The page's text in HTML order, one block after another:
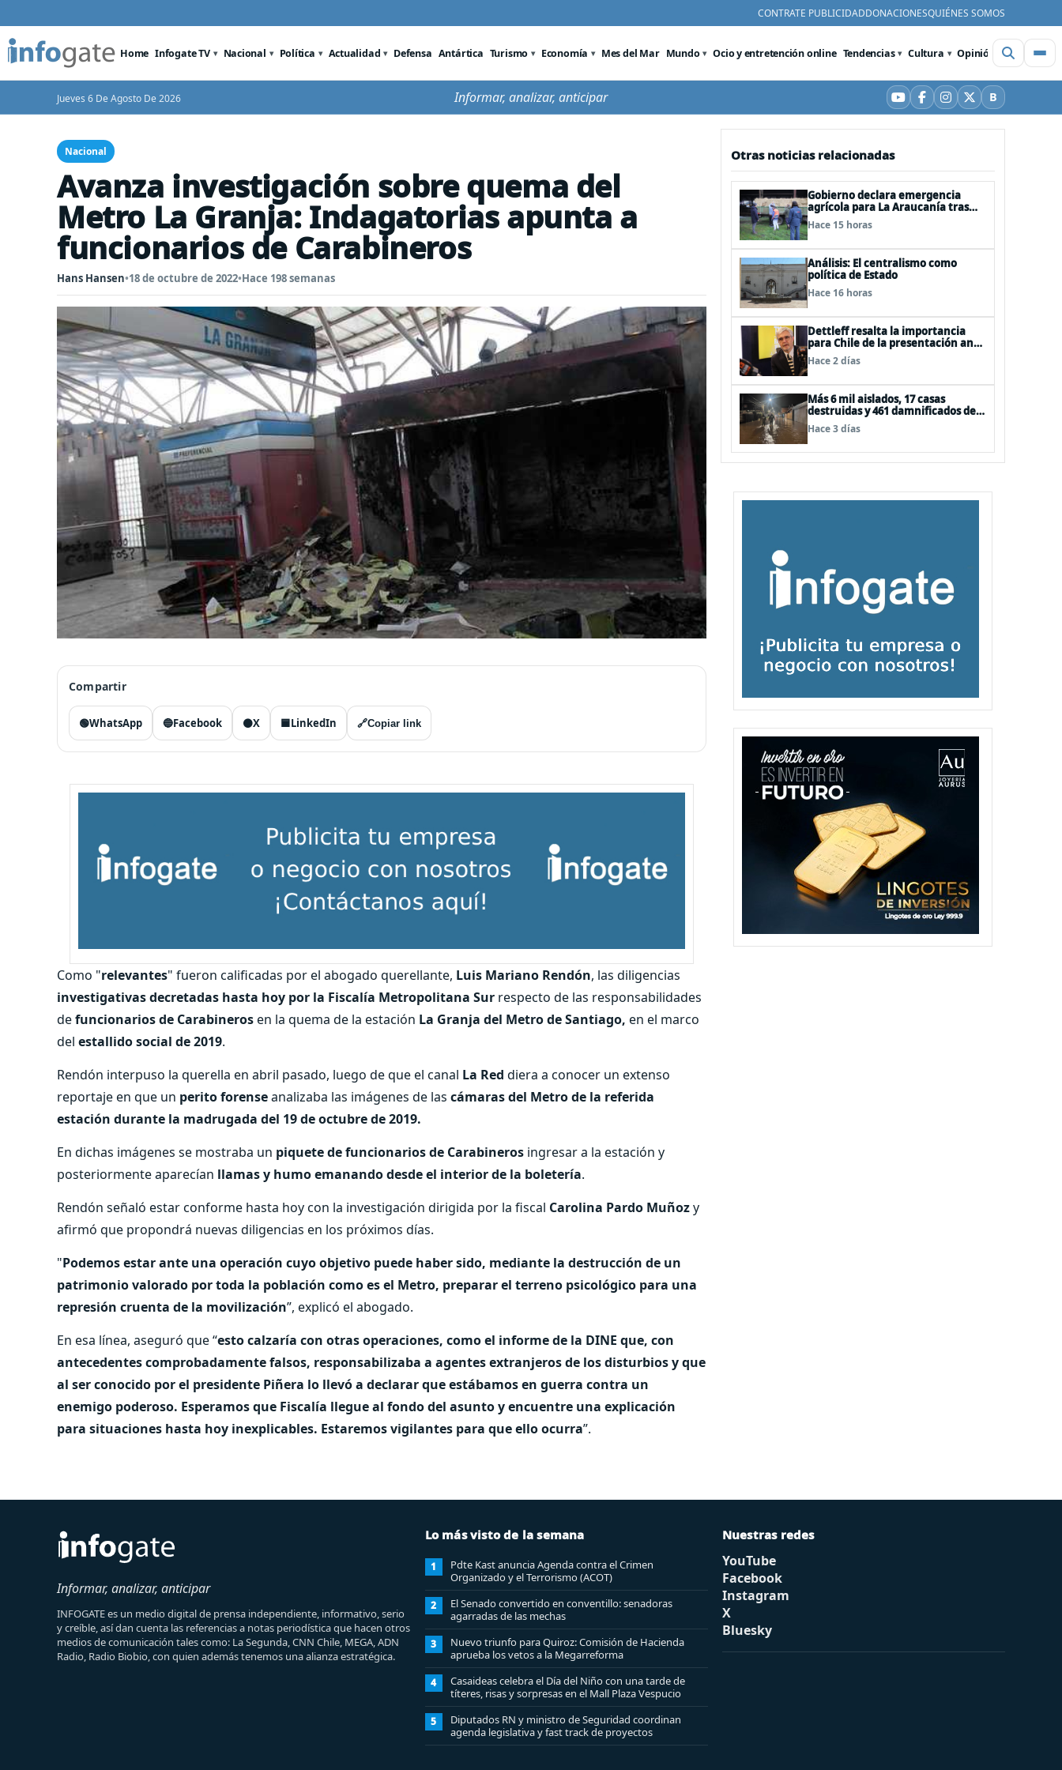
CONTRATE PUBLICIDADDONACIONESQUIÉNES SOMOS
Home Infogate TV Nacional Política Actualidad Defensa Antártica Turismo Economía Mes del Mar Mundo Ocio y entretención online Tendencias Cultura Opinión Videos
Jueves 6 De Agosto De 2026 Informar, analizar, anticipar YouTube
Facebook
Instagram
X BBluesky
Nacional
Avanza investigación sobre quema del
Metro La Granja: Indagatorias apunta a
funcionarios de Carabineros
Hans Hansen•18 de octubre de 2022•Hace 198 semanas
Compartir
🟢WhatsApp 🔵Facebook ⚫X 🟦LinkedIn 🔗Copiar link
Como "relevantes" fueron calificadas por el abogado querellante, Luis Mariano Rendón, las diligencias
investigativas decretadas hasta hoy por la Fiscalía Metropolitana Sur respecto de las responsabilidades
defuncionarios de Carabinerosen la quema de la estación La Granja del Metrode Santiago, en el marco
del estallido social de 2019.
Rendón interpuso la querella en abril pasado, luego de que el canal La Red diera a conocer un extenso
reportaje en que un perito forenseanalizaba las imágenes de las cámaras del Metro de la referida
estación durante la madrugada del 19 de octubre de 2019.
En dichas imágenes se mostraba un piquete de funcionarios de Carabineros ingresar a la estación y
posteriormente aparecían llamas y humo emanando desde el interior de la boletería.
Rendón señaló estar conforme hasta hoy con la investigación dirigida por la fiscal Carolina Pardo Muñozy
afirmó que propondrá nuevas diligencias en los próximos días.
"Podemos estar ante una operación cuyo objetivo puede haber sido, mediante la destrucción de un
patrimonio valorado por toda la población como es el Metro, preparar el terreno psicológico para una
represión cruenta de la movilización”, explicó el abogado.
En esa línea, aseguró que “esto calzaría con otras operaciones, como el informe de la DINE que, con
antecedentes comprobadamente falsos, responsabilizaba a agentes extranjeros de los disturbios y que
al ser conocido por el presidente Piñera lo llevó a declarar que estábamos en guerra contra un
enemigo poderoso. Esperamos que Fiscalía llegue al fondo del asunto y encuentre una explicación
para situaciones hasta hoy inexplicables. Estaremos vigilantes para que ello ocurra”.
Otras noticias relacionadas
Gobierno declara emergencia
agrícola para La Araucanía tras
desastres por pasos de sistemas
frontales
Hace 15 horas
Análisis: El centralismo como
política de Estado
Hace 16 horas
Dettleff resalta la importancia
para Chile de la presentación ante
la ONU de la Plataforma
Continental Extendida del
Hace 2 días
Más 6 mil aislados, 17 casas
destruidas y 461 damnificados deja
paso de nuevo sistema frontal
Hace 3 días
Informar, analizar, anticipar
INFOGATE es un medio digital de prensa independiente, informativo, serio
y creíble, así dan cuenta las referencias a notas periodística que hacen otros
medios de comunicación tales como: La Segunda, CNN Chile, MEGA, ADN
Radio, Radio Biobio, con quien además tenemos una alianza estratégica.
Lo más visto de la semana
1
Pdte Kast anuncia Agenda contra el Crimen
Organizado y el Terrorismo (ACOT)
2
El Senado convertido en conventillo: senadoras
agarradas de las mechas
3
Nuevo triunfo para Quiroz: Comisión de Hacienda
aprueba los vetos a la Megarreforma
4
Casaideas celebra el Día del Niño con una tarde de
títeres, risas y sorpresas en el Mall Plaza Vespucio
5
Diputados RN y ministro de Seguridad coordinan
agenda legislativa y fast track de proyectos
Nuestras redes
YouTube
Facebook
Instagram
X
Bluesky